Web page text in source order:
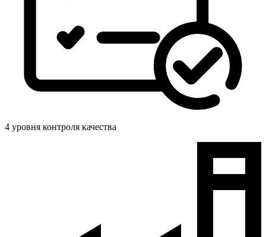
4 уровня контроля качества